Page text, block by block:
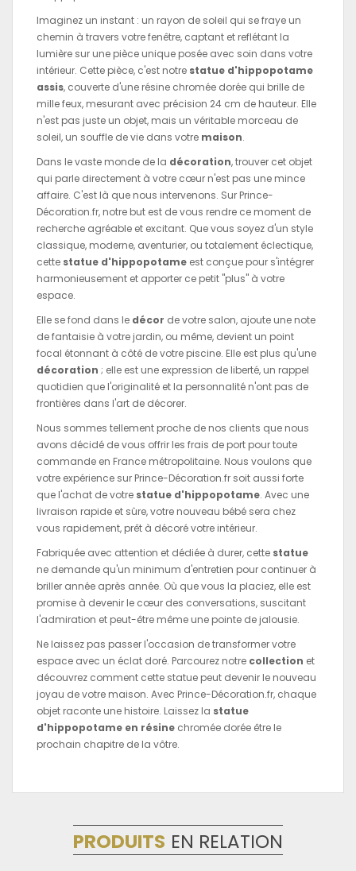
Imaginez un instant : un rayon de soleil qui se fraye un
chemin à travers votre fenêtre, captant et reflétant la
lumière sur une pièce unique posée avec soin dans votre
intérieur. Cette pièce, c'est notre statue d'hippopotame
assis, couverte d'une résine chromée dorée qui brille de
mille feux, mesurant avec précision 24 cm de hauteur. Elle
n'est pas juste un objet, mais un véritable morceau de
soleil, un souffle de vie dans votre maison.
Dans le vaste monde de la décoration, trouver cet objet
qui parle directement à votre cœur n'est pas une mince
affaire. C'est là que nous intervenons. Sur Prince-
Décoration.fr, notre but est de vous rendre ce moment de
recherche agréable et excitant. Que vous soyez d'un style
classique, moderne, aventurier, ou totalement éclectique,
cette statue d'hippopotame est conçue pour s'intégrer
harmonieusement et apporter ce petit "plus" à votre
espace.
Elle se fond dans le décor de votre salon, ajoute une note
de fantaisie à votre jardin, ou même, devient un point
focal étonnant à côté de votre piscine. Elle est plus qu'une
décoration ; elle est une expression de liberté, un rappel
quotidien que l'originalité et la personnalité n'ont pas de
frontières dans l'art de décorer.
Nous sommes tellement proche de nos clients que nous
avons décidé de vous offrir les frais de port pour toute
commande en France métropolitaine. Nous voulons que
votre expérience sur Prince-Décoration.fr soit aussi forte
que l'achat de votre statue d'hippopotame. Avec une
livraison rapide et sûre, votre nouveau bébé sera chez
vous rapidement, prêt à décoré votre intérieur.
Fabriquée avec attention et dédiée à durer, cette statue
ne demande qu'un minimum d'entretien pour continuer à
briller année après année. Où que vous la placiez, elle est
promise à devenir le cœur des conversations, suscitant
l'admiration et peut-être même une pointe de jalousie.
Ne laissez pas passer l'occasion de transformer votre
espace avec un éclat doré. Parcourez notre collection et
découvrez comment cette statue peut devenir le nouveau
joyau de votre maison. Avec Prince-Décoration.fr, chaque
objet raconte une histoire. Laissez la statue
d'hippopotame en résine chromée dorée être le
prochain chapitre de la vôtre.
PRODUITS EN RELATION